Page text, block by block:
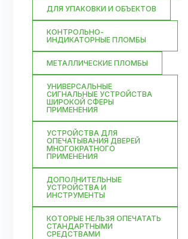
ДЛЯ УПАКОВКИ И ОБЪЕКТОВ
КОНТРОЛЬНО-
ИНДИКАТОРНЫЕ ПЛОМБЫ
МЕТАЛЛИЧЕСКИЕ ПЛОМБЫ
УНИВЕРСАЛЬНЫЕ
СИГНАЛЬНЫЕ УСТРОЙСТВА
ШИРОКОЙ СФЕРЫ
ПРИМЕНЕНИЯ
УСТРОЙСТВА ДЛЯ
ОПЕЧАТЫВАНИЯ ДВЕРЕЙ
МНОГОКРАТНОГО
ПРИМЕНЕНИЯ
ДОПОЛНИТЕЛЬНЫЕ
УСТРОЙСТВА И
ИНСТРУМЕНТЫ
КОТОРЫЕ НЕЛЬЗЯ ОПЕЧАТАТЬ
СТАНДАРТНЫМИ
СРЕДСТВАМИ